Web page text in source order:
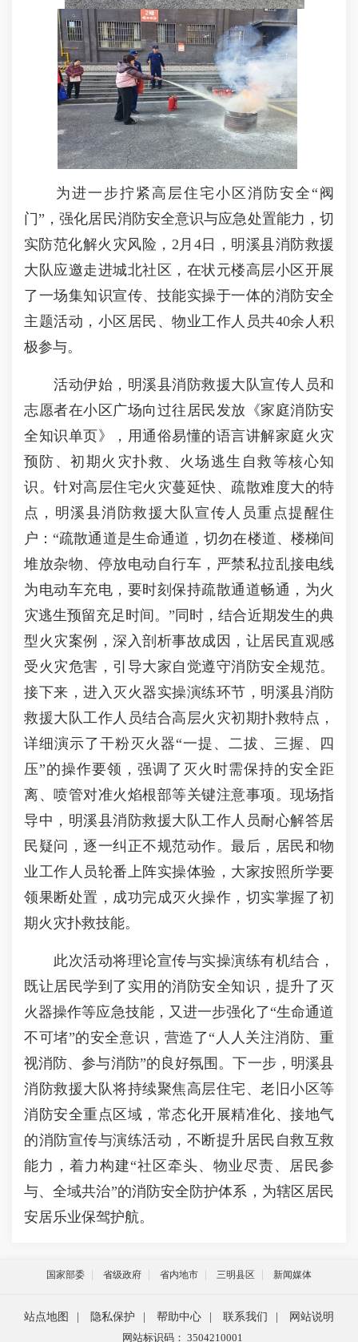
为进一步拧紧高层住宅小区消防安全“阀
门”，强化居民消防安全意识与应急处置能力，切
实防范化解火灾风险，2月4日，明溪县消防救援
大队应邀走进城北社区，在状元楼高层小区开展
了一场集知识宣传、技能实操于一体的消防安全
主题活动，小区居民、物业工作人员共40余人积
极参与。
活动伊始，明溪县消防救援大队宣传人员和
志愿者在小区广场向过往居民发放《家庭消防安
全知识单页》，用通俗易懂的语言讲解家庭火灾
预防、初期火灾扑救、火场逃生自救等核心知
识。针对高层住宅火灾蔓延快、疏散难度大的特
点，明溪县消防救援大队宣传人员重点提醒住
户：“疏散通道是生命通道，切勿在楼道、楼梯间
堆放杂物、停放电动自行车，严禁私拉乱接电线
为电动车充电，要时刻保持疏散通道畅通，为火
灾逃生预留充足时间。”同时，结合近期发生的典
型火灾案例，深入剖析事故成因，让居民直观感
受火灾危害，引导大家自觉遵守消防安全规范。
接下来，进入灭火器实操演练环节，明溪县消防
救援大队工作人员结合高层火灾初期扑救特点，
详细演示了干粉灭火器“一提、二拔、三握、四
压”的操作要领，强调了灭火时需保持的安全距
离、喷管对准火焰根部等关键注意事项。现场指
导中，明溪县消防救援大队工作人员耐心解答居
民疑问，逐一纠正不规范动作。最后，居民和物
业工作人员轮番上阵实操体验，大家按照所学要
领果断处置，成功完成灭火操作，切实掌握了初
期火灾扑救技能。
此次活动将理论宣传与实操演练有机结合，
既让居民学到了实用的消防安全知识，提升了灭
火器操作等应急技能，又进一步强化了“生命通道
不可堵”的安全意识，营造了“人人关注消防、重
视消防、参与消防”的良好氛围。下一步，明溪县
消防救援大队将持续聚焦高层住宅、老旧小区等
消防安全重点区域，常态化开展精准化、接地气
的消防宣传与演练活动，不断提升居民自救互救
能力，着力构建“社区牵头、物业尽责、居民参
与、全域共治”的消防安全防护体系，为辖区居民
安居乐业保驾护航。
国家部委 省级政府 省内地市 三明县区 新闻媒体
站点地图 隐私保护 帮助中心 联系我们
网站说明
网站标识码： 3504210001